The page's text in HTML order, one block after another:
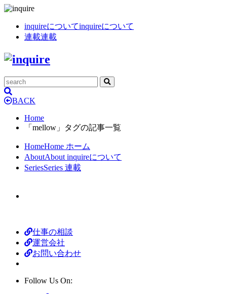
inquireについてinquireについて
連載連載
BACK
Home
「mellow」タグの記事一覧
HomeHome ホーム
AboutAbout inquireについて
SeriesSeries 連載
仕事の相談
運営会社
お問い合わせ
Follow Us On: